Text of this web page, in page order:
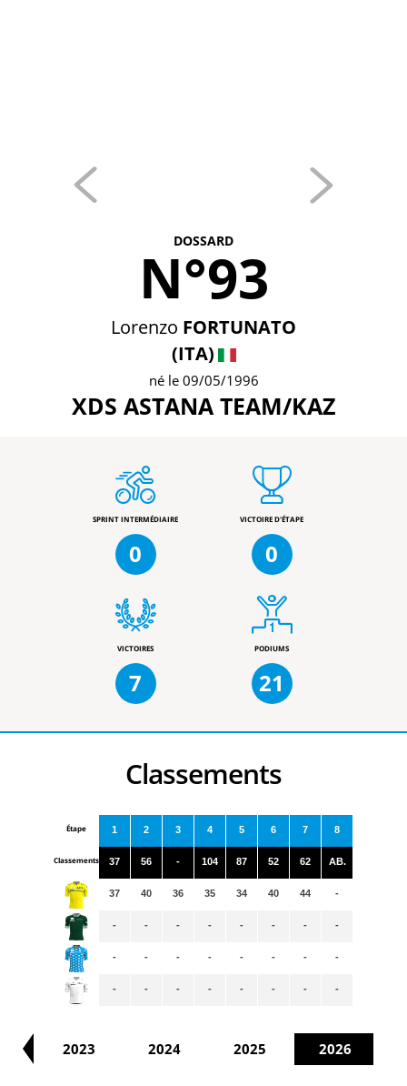
DOSSARD
N°93
Lorenzo FORTUNATO
(ITA)
né le 09/05/1996
XDS ASTANA TEAM/KAZ
SPRINT INTERMÉDIAIRE
0
VICTOIRE D'ÉTAPE
0
VICTOIRES
7
PODIUMS
21
Classements
Étape
Classements
1
37
37
-
-
-
2
56
40
-
-
-
3
-
36
-
-
-
4
104
35
-
-
-
5
87
34
-
-
-
6
52
40
-
-
-
7
62
44
-
-
-
8
AB.
-
-
-
-
2023 2024 2025 2026